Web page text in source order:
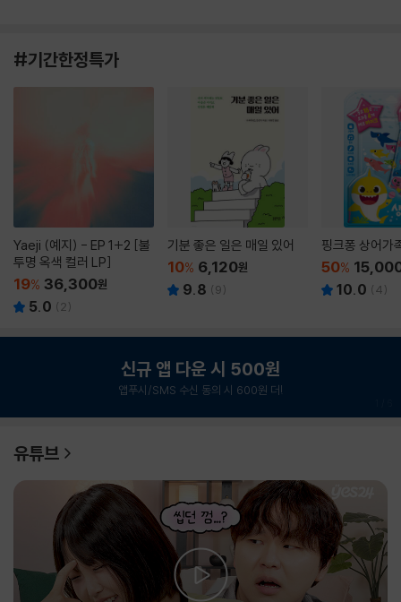
#기간한정특가
Yaeji (예지) - EP 1+2 [불
투명 옥색 컬러 LP]
19% 36,300원
5.0 ( 2)
기분 좋은 일은 매일 있어
10% 6,120원
9.8 (9)
핑크퐁 상어가
50%
10.0 (4)
신규 앱 다운 시 500원
앱푸시/SMS 수신 동의 시 600원 더!
유튜브